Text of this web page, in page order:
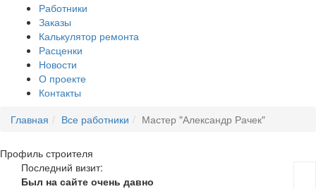
Работники
Заказы
Калькулятор ремонта
Расценки
Новости
О проекте
Контакты
Главная
Все работники Мастер "Александр Рачек"
Профиль строителя
Последний визит:
Был на сайте очень давно